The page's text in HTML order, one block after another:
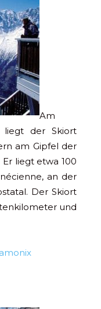
Am
liegt der Skiort
am Gipfel der
liegt etwa 100
an der
Der Skiort
und